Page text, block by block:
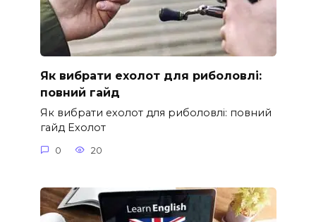
Як вибрати ехолот для риболовлі:
повний гайд
Як вибрати ехолот для риболовлі: повний
гайд Ехолот
0 20